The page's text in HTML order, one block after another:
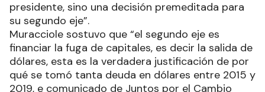
presidente, sino una decisión premeditada para
su segundo eje”.
Muracciole sostuvo que “el segundo eje es
financiar la fuga de capitales, es decir la salida de
dólares, esta es la verdadera justificación de por
qué se tomó tanta deuda en dólares entre 2015 y
2019, e comunicado de Juntos por el Cambio